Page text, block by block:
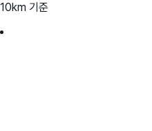
10km 기준